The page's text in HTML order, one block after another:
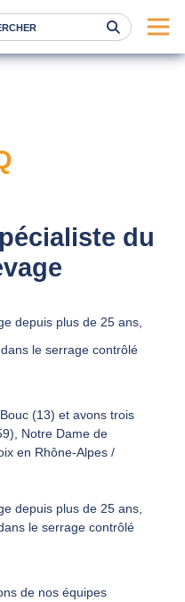
DEVIS
du
depuis plus de 25 ans,
le serrage contrôlé
(13) et avons trois
Notre Dame de
en Rhône-Alpes /
depuis plus de 25 ans,
le serrage contrôlé
de nos équipes